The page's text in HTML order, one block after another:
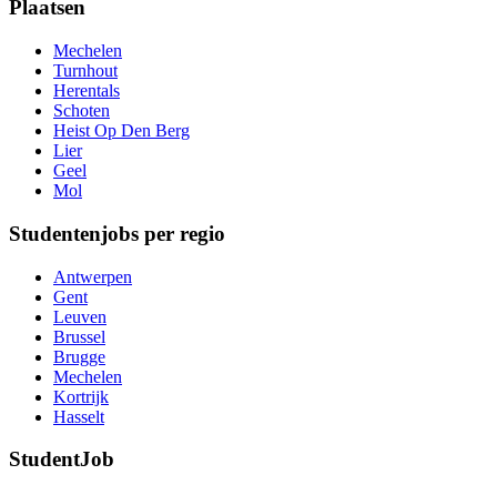
Plaatsen
Mechelen
Turnhout
Herentals
Schoten
Heist Op Den Berg
Lier
Geel
Mol
Studentenjobs per regio
Antwerpen
Gent
Leuven
Brussel
Brugge
Mechelen
Kortrijk
Hasselt
StudentJob